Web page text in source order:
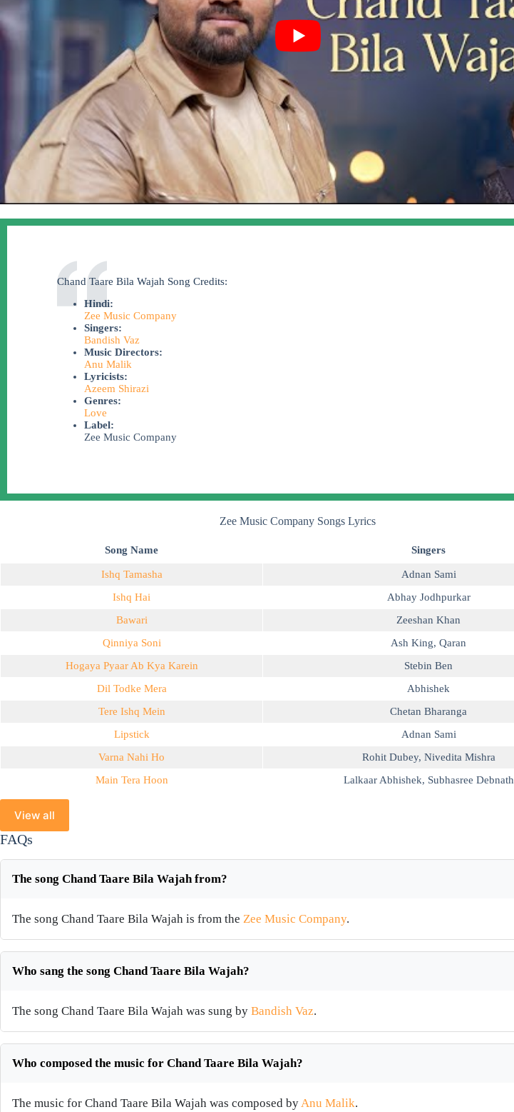
Chand Taare Bila Wajah Song Credits:
Hindi:
Zee Music Company
Singers:
Bandish Vaz
Music Directors:
Anu Malik
Lyricists:
Azeem Shirazi
Genres:
Love
Label:
Zee Music Company
Zee Music Company Songs Lyrics
Song Name Singers
Ishq Tamasha
Adnan Sami
Ishq Hai
Abhay Jodhpurkar
Bawari
Zeeshan Khan
Qinniya Soni
Ash King, Qaran
Hogaya Pyaar Ab Kya Karein
Stebin Ben
Dil Todke Mera
Abhishek
Tere Ishq Mein
Chetan Bharanga
Lipstick
Adnan Sami
Varna Nahi Ho
Rohit Dubey, Nivedita Mishra
Main Tera Hoon
Lalkaar Abhishek, Subhasree Debnath
View all
FAQs
The song Chand Taare Bila Wajah from?
The song Chand Taare Bila Wajah is from the Zee Music Company.
Who sang the song Chand Taare Bila Wajah?
The song Chand Taare Bila Wajah was sung by Bandish Vaz.
Who composed the music for Chand Taare Bila Wajah?
The music for Chand Taare Bila Wajah was composed by Anu Malik.